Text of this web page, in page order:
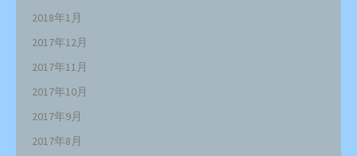
2018年1月
2017年12月
2017年11月
2017年10月
2017年9月
2017年8月